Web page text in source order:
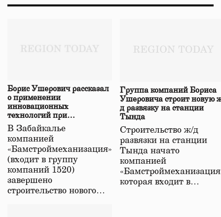
Борис Ушерович рассказал
о применении
инновационных
технологий при
строительстве нового моста
в Забайкалье
В Забайкалье
компанией
«Бамстроймеханизация»
(входит в группу
компаний 1520)
завершено
строительство нового…
Группа компаний Бориса
Ушеровича строит новую
д развязку на станции
Тында
Строительство ж/д
развязки на станции
Тында начато
компанией
которая входит в…